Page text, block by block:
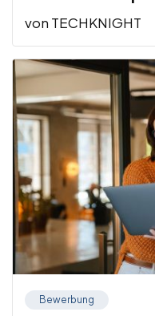
von TECHKNIGHT
Bewerbung